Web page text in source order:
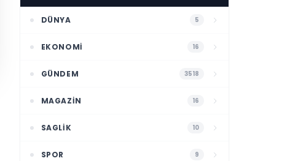
DÜNYA 5
EKONOMI 16
GÜNDEM 3518
MAGAZIN 16
SAGLIK 10
SPOR 9